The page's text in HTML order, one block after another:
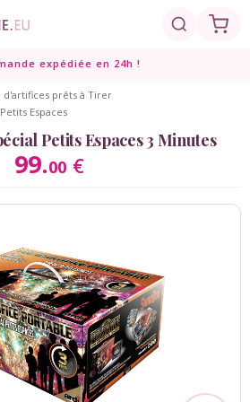
- chocolat
dragées
bonbons
Candy Bar
expédiée en 24h !
d'artifices prêts à Tirer
Espaces
Petits Espaces 3 Minutes
99.00 €